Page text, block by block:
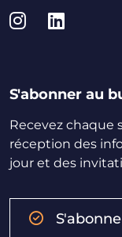
Instagram
S'abonner au
Recevez chaque
réception des
jour et des